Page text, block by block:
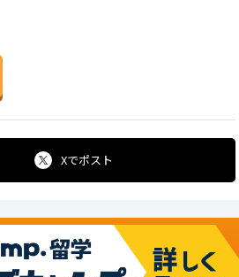
Xでポスト